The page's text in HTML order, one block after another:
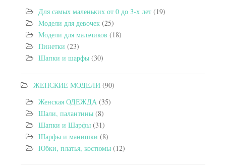
Для самых маленьких от 0 до 3-х лет (19)
Модели для девочек (25)
Модели для мальчиков (18)
Пинетки (23)
Шапки и шарфы (30)
ЖЕНСКИЕ МОДЕЛИ (90)
Женская ОДЕЖДА (35)
Шали, палантины (8)
Шапки и Шарфы (31)
Шарфы и манишки (8)
Юбки, платья, костюмы (12)